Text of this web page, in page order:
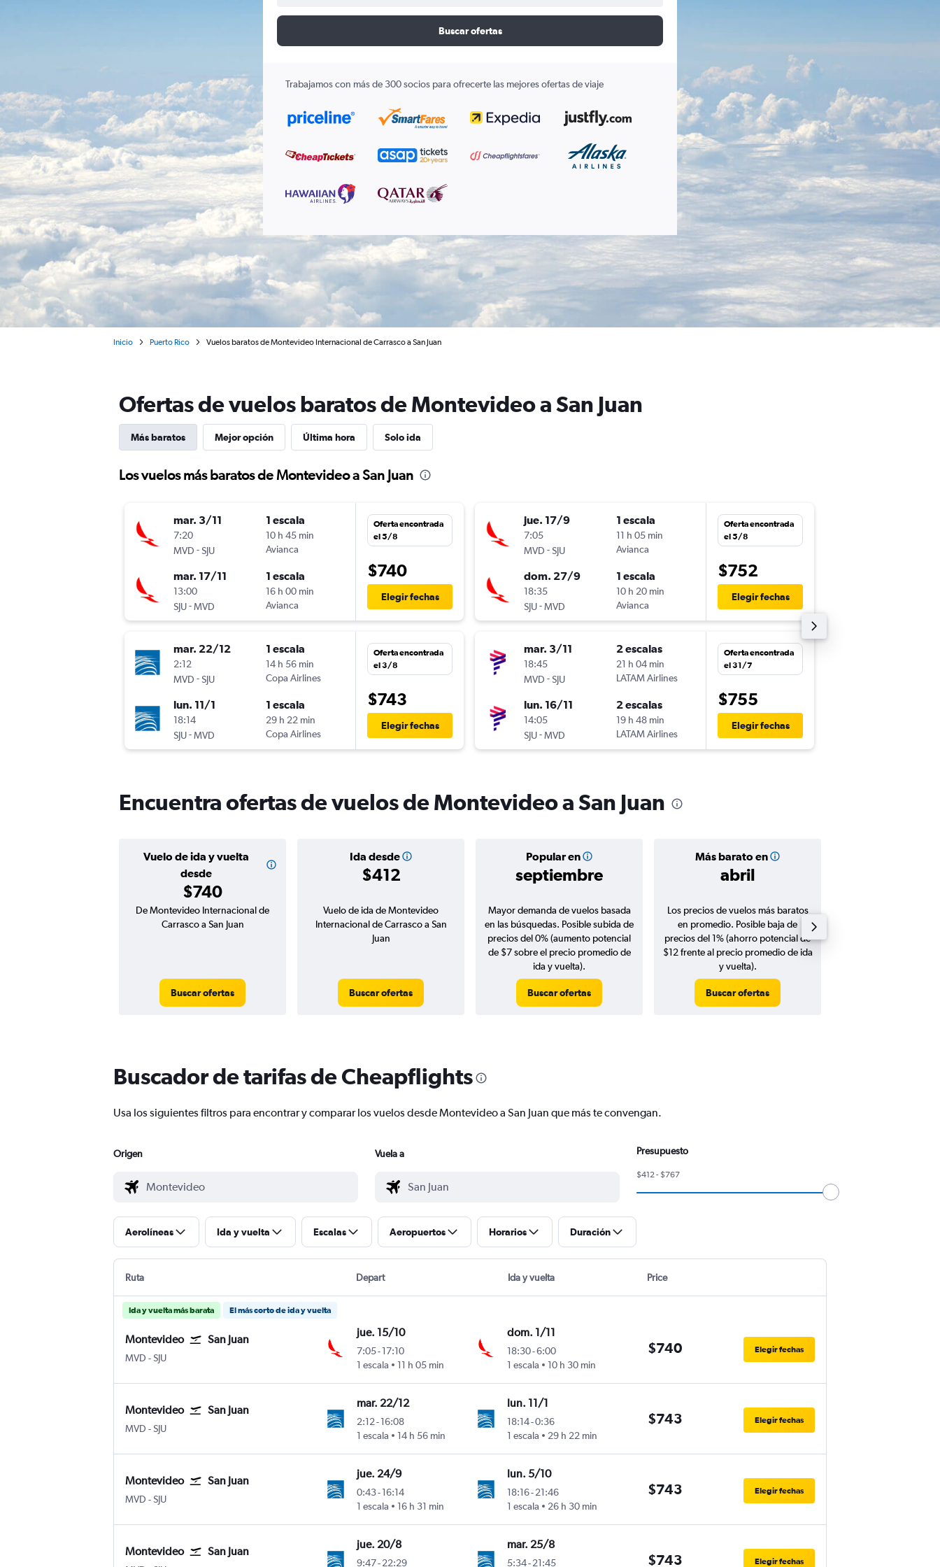
Buscar ofertas
Trabajamos con más de 300 socios para ofrecerte las mejores ofertas de viaje
Inicio Puerto Rico Vuelos baratos de Montevideo Internacional de Carrasco a San Juan
Ofertas de vuelos baratos de Montevideo a San Juan
Más baratos Mejor opción Última hora Solo ida
Los vuelos más baratos de Montevideo a San Juan
mar. 3/11
7:20
MVD -SJU
1 escala
10 h 45 min
Avianca
mar. 17/11
13:00
SJU-MVD
1 escala
16 h 00 min
Avianca
Oferta encontrada
el 5/8
$740
Elegir fechas
mar. 22/12
2:12
MVD -SJU
1 escala
14 h 56 min
Copa Airlines
lun. 11/1
18:14
SJU-MVD
1 escala
29 h 22 min
Copa Airlines
Oferta encontrada
el 3/8
$743
Elegir fechas
jue. 17/9
7:05
MVD -SJU
1 escala
11 h 05 min
Avianca
dom. 27/9
18:35
SJU-MVD
1 escala
10 h 20 min
Avianca
Oferta encontrada
el 5/8
$752
Elegir fechas
mar. 3/11
18:45
MVD -SJU
2 escalas
21 h 04 min
LATAM Airlines
lun. 16/11
14:05
SJU-MVD
2 escalas
19 h 48 min
LATAM Airlines
Oferta encontrada
el 31/7
$755
Elegir fechas
Encuentra ofertas de vuelos de Montevideo a San Juan
Vuelo de ida y vuelta
desde
$740
Ida desde
$412
Popular en
septiembre
Más barato en
abril
De Montevideo Internacional de
Carrasco a San Juan
Buscar ofertas
Vuelo de ida de Montevideo
Internacional de Carrasco a San
Juan
Buscar ofertas
Mayor demanda de vuelos basada
en las búsquedas. Posible subida de
precios del 0% (aumento potencial
de $7 sobre el precio promedio de
ida y vuelta).
Buscar ofertas
Los precios de vuelos más baratos
en promedio. Posible baja de
precios del 1% (ahorro potencial de
$12 frente al precio promedio de ida
y vuelta).
Buscar ofertas
Buscador de tarifas de Cheapflights
Usa los siguientes filtros para encontrar y comparar los vuelos desde Montevideo a San Juan que más te convengan.
Origen Vuela a Presupuesto
$412 - $767
Aerolíneas Ida y vuelta Escalas Aeropuertos Horarios Duración
Ruta Depart Ida y vuelta Price
Ida y vuelta más barata El más corto de ida y vuelta
Montevideo San Juan
MVD Montevideo Internacional de Carrasco
-SJU San Juan Internacional Luis Muñoz Marín
jue. 15/10
7:05-17:10
1 escala
11 h 05 min
dom. 1/11
18:30-6:00
1 escala
10 h 30 min
$740 Elegir fechas
Montevideo San Juan
MVD Montevideo Internacional de Carrasco
-SJU San Juan Internacional Luis Muñoz Marín
mar. 22/12
2:12-16:08
1 escala
14 h 56 min
lun. 11/1
18:14-0:36
1 escala
29 h 22 min
$743 Elegir fechas
Montevideo San Juan
MVD Montevideo Internacional de Carrasco
-SJU San Juan Internacional Luis Muñoz Marín
jue. 24/9
0:43-16:14
1 escala
16 h 31 min
lun. 5/10
18:16-21:46
1 escala
26 h 30 min
$743 Elegir fechas
Montevideo San Juan
jue. 20/8
9:47-22:29
mar. 25/8
5:34-21:45
$743 Elegir fechas